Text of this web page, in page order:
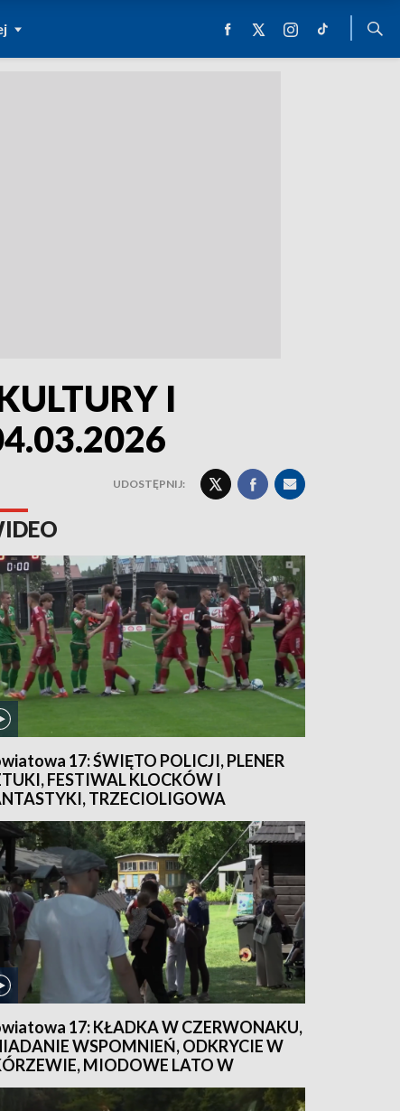
I
UDOSTĘPNIJ:
17: ŚWIĘTO POLICJI, PLENER
FESTIWAL KLOCKÓW I
TRZECIOLIGOWA
(ODC. 27) 05.08.2026
17: KŁADKA W CZERWONAKU,
WSPOMNIEŃ, ODKRYCIE W
MIODOWE LATO W
(ODC. 26) 29.07.2026